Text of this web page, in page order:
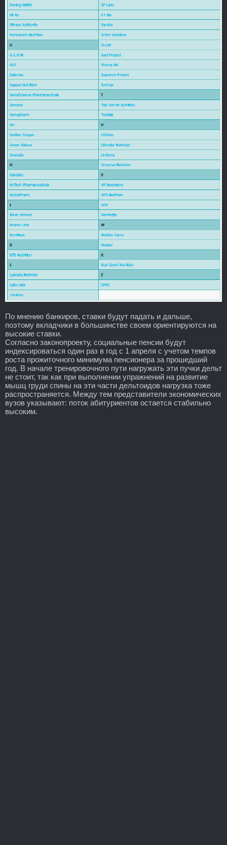
По мнению банкиров, ставки будут падать и дальше,
поэтому вкладчики в большинстве своем ориентируются на
высокие ставки.
Согласно законопроекту, социальные пенсии будут
индексироваться один раз в год с 1 апреля с учетом темпов
роста прожиточного минимума пенсионера за прошедший
год. В начале тренировочного пути нагружать эти пучки дельт
не стоит, так как при выполнении упражнений на развитие
мышц груди спины на эти части дельтоидов нагрузка тоже
распространяется. Между тем представители экономических
вузов указывают: поток абитуриентов остается стабильно
высоким.